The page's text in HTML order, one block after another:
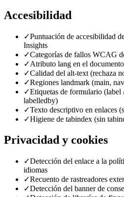
Accesibilidad
✓Puntuación de accesibilidad
Insights
✓Categorías de fallos WCAG
✓Atributo lang en el
✓Calidad del alt-text (rechaza
✓Regiones landmark (main,
✓Etiquetas de formulario (label
labelledby)
✓Texto descriptivo en enlaces
✓Higiene de tabindex (sin
Privacidad y cookies
✓Detección del enlace a la
idiomas
✓Recuento de rastreadores
✓Detección del banner de